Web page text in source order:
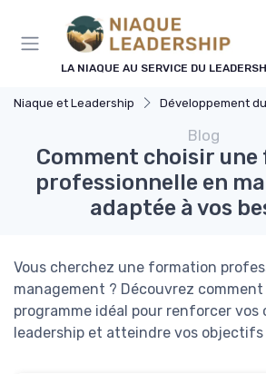
LA NIAQUE AU SERVICE DU
Niaque et Leadership Développement du
Blog
Comment choisir
professionnelle en
adaptée à vos
Vous cherchez une formation
management ? Découvrez
programme idéal pour renforcer vos
leadership et atteindre vos objectifs